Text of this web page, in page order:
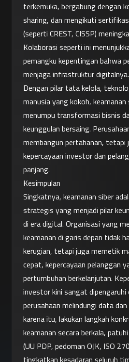
terkemuka, bergabung dengan
sharing, dan mengikuti
(seperti CREST, CISSP)
Kolaborasi seperti ini
pemangku kepentingan bahwa
menjaga infrastruktur digitalnya.
Dengan pilar tata kelola,
manusia yang kokoh, keamanan
menumpu transformasi bisnis
keunggulan bersaing.
membangun pertahanan, tetapi
kepercayaan investor dan
panjang.
Kesimpulan
Singkatnya, keamanan siber
strategis yang menjadi pilar
di era digital. Organisasi yang
keamanan di garis depan tidak
kerugian, tetapi juga memetik
cepat, kepercayaan pelanggan
pertumbuhan berkelanjutan.
investor kini sangat dipengaruhi
perusahaan melindungi data
karena itu, lakukan langkah
keamanan secara berkala,
(UU PDP, pedoman OJK, ISO